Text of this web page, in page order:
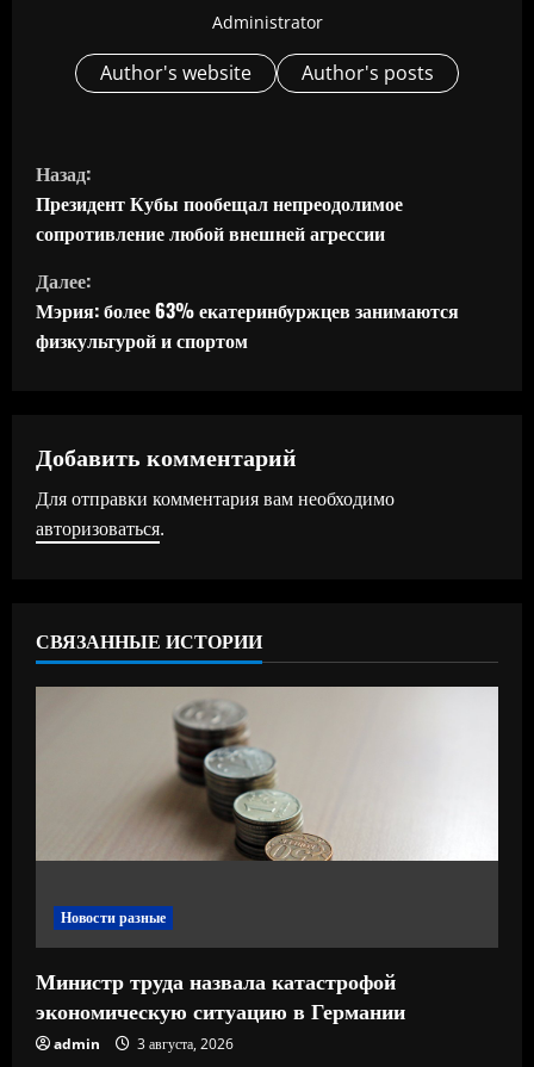
Administrator
Author's website Author's posts
П
р
о
д
о
ж
и
ч
и
Назад:
Президент Кубы пообещал непреодолимое
сопротивление любой внешней агрессии
Далее:
Мэрия: более 63% екатеринбуржцев занимаются
физкультурой и спортом
Добавить комментарий
Для отправки комментария вам необходимо
авторизоваться.
СВЯЗАННЫЕ ИСТОРИИ
Новости разные
Министр труда назвала катастрофой
экономическую ситуацию в Германии
admin 3 августа, 2026